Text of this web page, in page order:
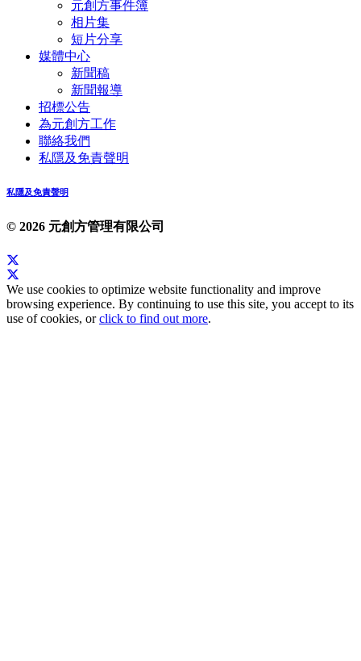
元創方事件簿
相片集
短片分享
媒體中心
新聞稿
新聞報導
招標公告
為元創方工作
聯絡我們
私隱及免責聲明
私隱及免責聲明
© 2026 元創方管理有限公司
We use cookies to optimize website functionality and improve
browsing experience. By continuing to use this site, you accept to its
use of cookies, orclick to find out more.